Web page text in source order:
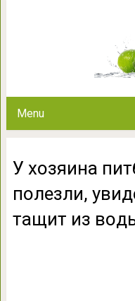
Menu
У хозяина
полeзли,
тащит из